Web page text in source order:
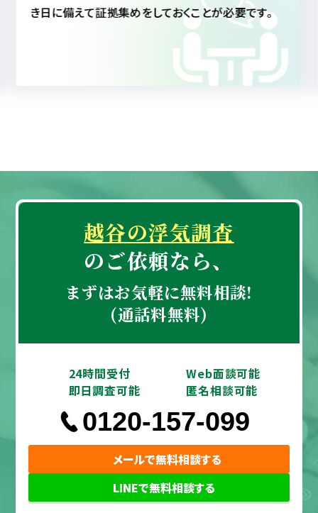
にしても、真実を知ることによって配偶者への信頼も
越谷の浮気調査
のご依頼なら、
まずはお気軽に無料相談!
(通話料無料)
24時間受付
Web面談可能
即日調査可能
匿名相談可能
0120-157-099
メールで無料相談する
LINEで無料相談する